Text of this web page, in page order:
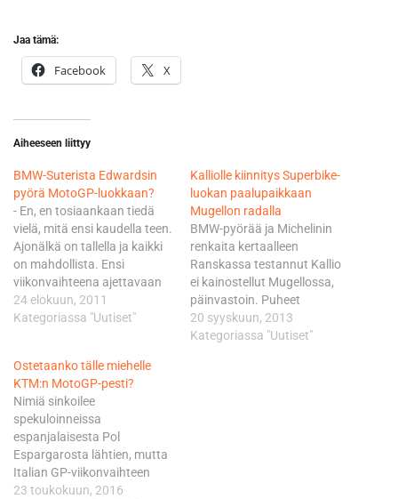
Jaa tämä:
Facebook X
Aiheeseen liittyy
BMW-Suterista Edwardsin
pyörä MotoGP-luokkaan?
- En, en tosiaankaan tiedä
vielä, mitä ensi kaudella teen.
Ajonälkä on tallella ja kaikki
on mahdollista. Ensi
viikonvaihteena ajettavaan
Indianapolisin kisaan
valmistautuva Edwards
suljettu siltäkään
vaihtoehdolta, että hän ajaisi
kaudella 2012 MotoGP-
luokassa niin sanotussa
CRT-tiimissä (Claiming Rule
Team), eli tässä tapauksessa
Forward Racingissa.…
24 elokuun, 2011
Kategoriassa "Uutiset"
Kalliolle kiinnitys Superbike-
luokan paalupaikkaan
Mugellon radalla
BMW-pyörää ja Michelinin
renkaita kertaalleen
Ranskassa testannut Kallio
ei kainostellut Mugellossa,
päinvastoin. Puheet
podiumista eivät ole tuulesta
temmattuja Superbike-
20 syyskuun, 2013
Kategoriassa "Uutiset"
Ostetaanko tälle miehelle
KTM:n MotoGP-pesti?
Nimiä sinkoilee
spekuloinneissa
espanjalaisesta Pol
Espargarosta lähtien, mutta
Italian GP-viikonvaihteen
jälkeen tapetille on nostettu
23 toukokuun, 2016